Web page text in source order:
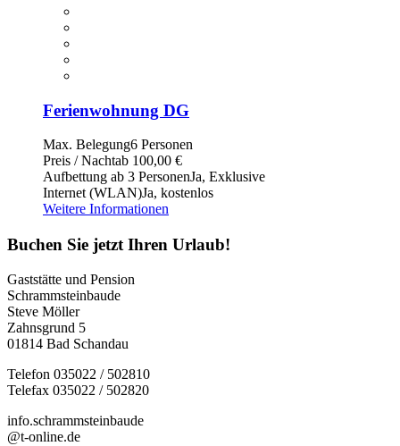
Ferienwohnung DG
Max. Belegung6 Personen
Preis / Nachtab 100,00 €
Aufbettung ab 3 PersonenJa, Exklusive
Internet (WLAN)Ja, kostenlos
Weitere Informationen
Buchen Sie jetzt Ihren Urlaub!
Gaststätte und Pension
Schrammsteinbaude
Steve Möller
Zahnsgrund 5
01814 Bad Schandau
Telefon 035022 / 502810
Telefax 035022 / 502820
info.schrammsteinbaude
@t-online.de